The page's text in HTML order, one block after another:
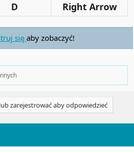
D Right Arrow
sięaby zobaczyć!
zarejestrować aby odpowiedzieć